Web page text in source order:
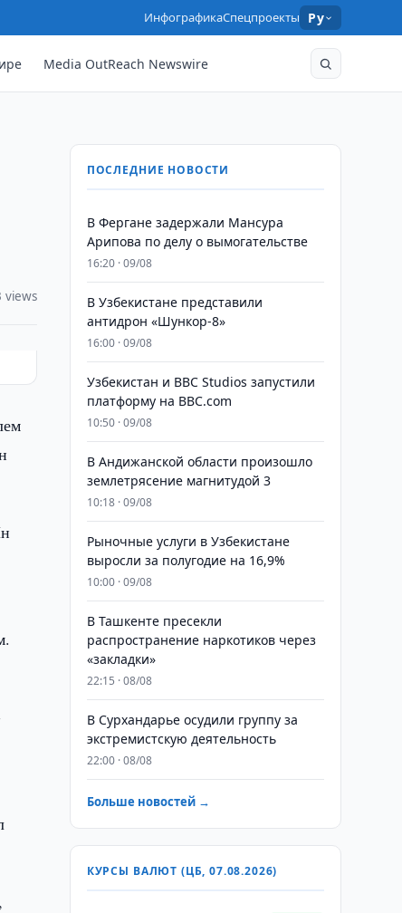
ИнфографикаСпецпроекты Ру
Media OutReach Newswire
views
ПОСЛЕДНИЕ НОВОСТИ
В Фергане задержали Мансура
Арипова по делу о вымогательстве
16:20 · 09/08
В Узбекистане представили
антидрон «Шункор-8»
16:00 · 09/08
Узбекистан и BBC Studios запустили
платформу на BBC.com
10:50 · 09/08
В Андижанской области произошло
землетрясение магнитудой 3
10:18 · 09/08
Рыночные услуги в Узбекистане
выросли за полугодие на 16,9%
10:00 · 09/08
В Ташкенте пресекли
распространение наркотиков через
«закладки»
22:15 · 08/08
В Сурхандарье осудили группу за
экстремистскую деятельность
22:00 · 08/08
Больше новостей →
КУРСЫ ВАЛЮТ (ЦБ, 07.08.2026)